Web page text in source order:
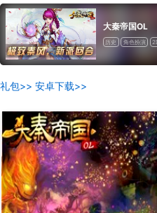
大秦帝国OL
历史 角色扮演
礼包>> 安卓下载>>